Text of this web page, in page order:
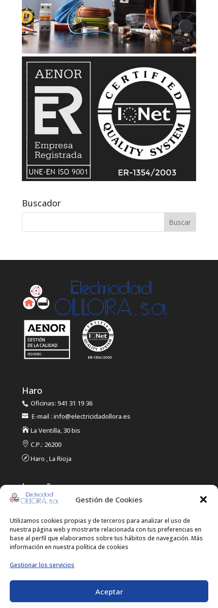
Gestión de Cookies
Utilizamos cookies propias y de terceros para analizar el uso de
nuestra página web y mostrarte relacionada con tus preferencias en
base al perfil que elaboramos sobre tus hábitos de navegación. Más
información en nuestra política de cookies
Gestionar los servicios
Aceptar
Buscador
Haro
Oficinas: 941 31 19 36
E-mail : info@electricidadollora.es
La Ventilla, 30 bis
 C.P.: 26200
Haro , La Rioja
Logroño
Oficinas: 941 21 14 61
Duques de Najera, 96
C.P.: 26005